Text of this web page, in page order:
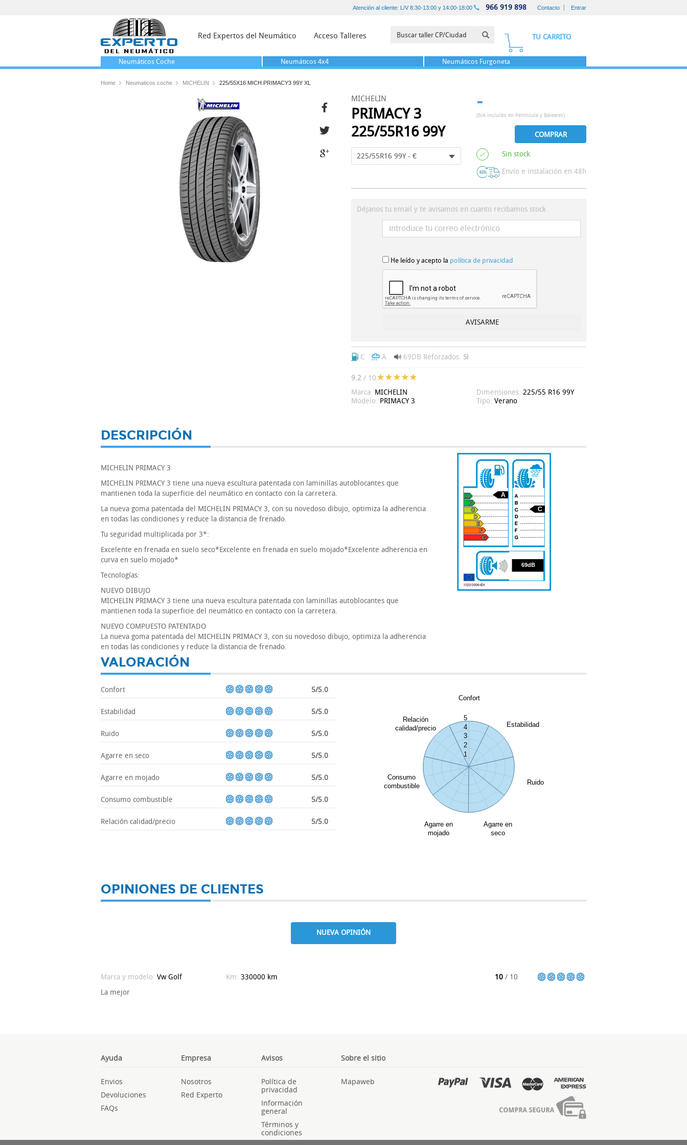
Atención al cliente: L/V 8:30-13:00 y 14:00-18:00 966 919 898 Contacto Entrar
Red Expertos del Neumático Acceso Talleres TU CARRITO
Neumáticos Coche Neumáticos 4x4 Neumáticos Furgoneta
Home Neumaticos coche MICHELIN 225/55X16 MICH.PRIMACY3 99Y XL
MICHELIN
PRIMACY 3
225/55R16 99Y
225/55R16 99Y - €
-
(IVA incluído en Península y Baleares)
COMPRAR
Sin stock
Envío e instalación en 48h
Déjanos tu email y te avisamos en cuanto recibamos stock
He leído y acepto la política de privacidad
C A 69DB Reforzados: Si
9.2 / 10
Marca: MICHELIN
Modelo: PRIMACY 3
Dimensiones: 225/55 R16 99Y
Tipo: Verano
DESCRIPCIÓN
MICHELIN PRIMACY 3
MICHELIN PRIMACY 3 tiene una nueva escultura patentada con laminillas autoblocantes que
mantienen toda la superficie del neumático en contacto con la carretera.
La nueva goma patentada del MICHELIN PRIMACY 3, con su novedoso dibujo, optimiza la adherencia
en todas las condiciones y reduce la distancia de frenado.
Tu seguridad multiplicada por 3*:
Excelente en frenada en suelo seco*Excelente en frenada en suelo mojado*Excelente adherencia en
curva en suelo mojado*
Tecnologías:
NUEVO DIBUJO
MICHELIN PRIMACY 3 tiene una nueva escultura patentada con laminillas autoblocantes que
mantienen toda la superficie del neumático en contacto con la carretera.
NUEVO COMPUESTO PATENTADO
La nueva goma patentada del MICHELIN PRIMACY 3, con su novedoso dibujo, optimiza la adherencia
en todas las condiciones y reduce la distancia de frenado.
69
A
C
69dB
VALORACIÓN
Confort 5/5.0
Estabilidad 5/5.0
Ruido 5/5.0
Agarre en seco 5/5.0
Agarre en mojado 5/5.0
Consumo combustible 5/5.0
Relación calidad/precio 5/5.0
Confort
Estabilidad
Ruido
Agarre en
seco
Agarre en
mojado
Consumo
combustible
Relación
calidad/precio
1
2
3
4
5
OPINIONES DE CLIENTES
NUEVA OPINIÓN
Marca y modelo: VwGolf Km: 330000 km 10 / 10
La mejor
Ayuda Empresa Avisos Sobre el sitio
Envios
Devoluciones
FAQs
Nosotros
Red Experto
Política de
privacidad
Información
general
Términos y
condiciones
Mapaweb